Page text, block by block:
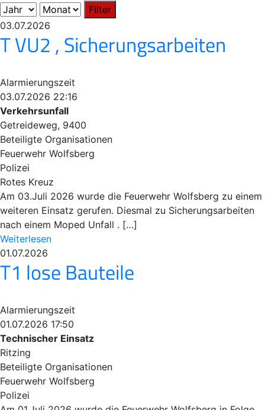
Filter
03.07.2026
T VU2 , Sicherungsarbeiten
Alarmierungszeit
03.07.2026 22:16
Verkehrsunfall
Getreideweg, 9400
Beteiligte Organisationen
Feuerwehr Wolfsberg
Polizei
Rotes Kreuz
Am 03.Juli 2026 wurde die Feuerwehr Wolfsberg zu einem
weiteren Einsatz gerufen. Diesmal zu Sicherungsarbeiten
nach einem Moped Unfall . […]
Weiterlesen
01.07.2026
T1 lose Bauteile
Alarmierungszeit
01.07.2026 17:50
Technischer Einsatz
Ritzing
Beteiligte Organisationen
Feuerwehr Wolfsberg
Polizei